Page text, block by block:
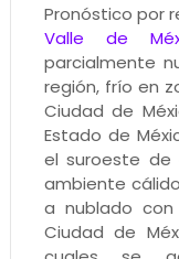
Pronóstico por
Valle de
parcialmente
región, frío en
Ciudad de
Estado de
el suroeste de
ambiente
a nublado
Ciudad de